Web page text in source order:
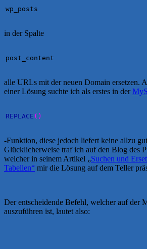
wp_posts
in der Spalte
post_content
alle URLs mit der neuen Domain ersetzen.
einer Lösung suchte ich als erstes in der
REPLACE ( )
-Funktion, diese jedoch liefert keine allzu
Glücklicherweise traf ich auf den Blog des
welcher in seinem Artikel „Suchen und
Tabellen“ mir die Lösung auf dem Teller
Der entscheidende Befehl, welcher auf der
auszuführen ist, lautet also: